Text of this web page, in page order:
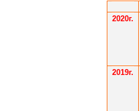
2020г.
2019г.